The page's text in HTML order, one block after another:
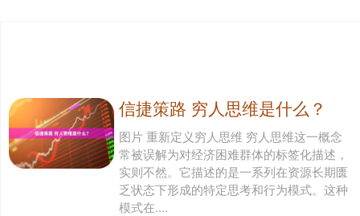
信捷策路 穷人思维是什么？
图片 重新定义穷人思维 穷人思维这一概念
常被误解为对经济困难群体的标签化描述，
实则不然。它描述的是一系列在资源长期匮
乏状态下形成的特定思考和行为模式。这种
模式在....